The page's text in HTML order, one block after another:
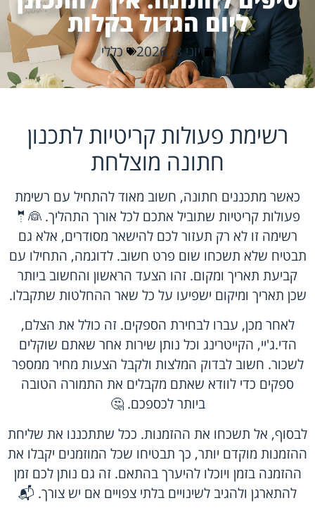
ליום הגדול בקלות
יוני 8, 2026 כללי
רשימת פעולות קריטיות לתכנון
חתונה מוצלחת
כאשר מתכננים חתונה, חשוב מאוד להתחיל עם רשימת
פעולות קריטיות שתוביל אתכם לכל אורך התהליך. 👰🤵
רשימה זו לא רק תעזור לכם להישאר מסודרים, אלא גם
תבטיח שלא תשכחו שום פרט חשוב. לדוגמה, התחילו עם
קביעת תאריך ומקום. זהו הצעד הראשון והחשוב ביותר
שכן תאריך ומיקום ישפיעו על כל שאר ההחלטות שתקבלו.
לאחר מכן, עברו לבחירת הספקים. זה כולל את הצלם,
הדי.ג'יי, הקייטרינג וכל נותן שירות אחר שאתם שוקלים
לשכור. חשוב לבדוק המלצות ולקבל הצעות מחיר ממספר
ספקים כדי לוודא שאתם מקבלים את התמורה הטובה
ביותר לכספכם. 🤔
לבסוף, אל תשכחו את ההזמנות. ככל שתתכננו את שליחת
ההזמנות מוקדם יותר, כך תבטיחו שכל המוזמנים יקבלו את
ההזמנה בזמן ויוכלו להיערך בהתאם. זה גם נותן לכם זמן
להתארגן ולהגיב לשינויים בלתי צפויים אם יש צורך. 📬